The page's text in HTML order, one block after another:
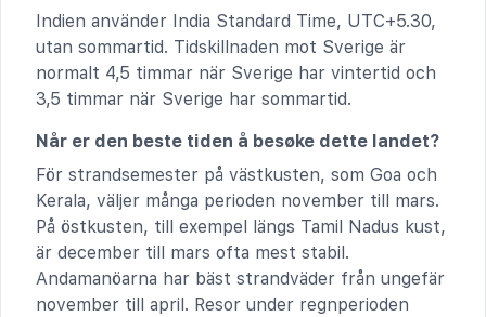
Indien använder India Standard Time, UTC+5.30,
utan sommartid. Tidskillnaden mot Sverige är
normalt 4,5 timmar när Sverige har vintertid och
3,5 timmar när Sverige har sommartid.
Når er den beste tiden å besøke dette landet?
För strandsemester på västkusten, som Goa och
Kerala, väljer många perioden november till mars.
På östkusten, till exempel längs Tamil Nadus kust,
är december till mars ofta mest stabil.
Andamanöarna har bäst strandväder från ungefär
november till april. Resor under regnperioden